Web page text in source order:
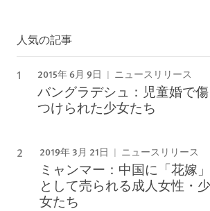
人気の記事
2015年 6月 9日 ニュースリリース
バングラデシュ：児童婚で傷
つけられた少女たち
2019年 3月 21日 ニュースリリース
ミャンマー：中国に「花嫁」
として売られる成人女性・少
女たち